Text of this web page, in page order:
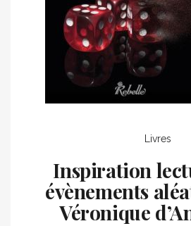
Livres
Inspiration
évènements
Véronique